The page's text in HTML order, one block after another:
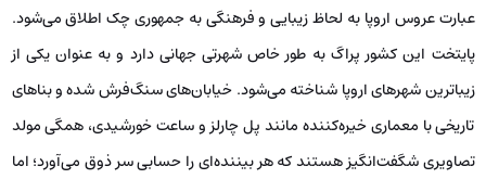
عبارت عروس اروپا به لحاظ زیبایی و فرهنگی به جمهوری چک اطلاق می‌شود.
پایتخت این کشور پراگ به طور خاص شهرتی جهانی دارد و به عنوان یکی از
زیباترین شهرهای اروپا شناخته می‌شود. خیابان‌های سنگ‌فرش شده و بناهای
تاریخی با معماری خیره‌کننده مانند پل چارلز و ساعت خورشیدی، همگی مولد
تصاویری شگفت‌انگیز هستند که هر بیننده‌ای را حسابی سر ذوق می‌آورد؛ اما